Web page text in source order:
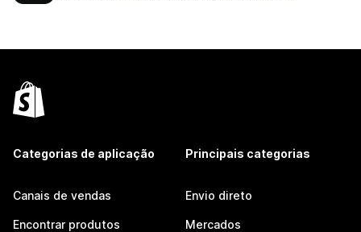
Categorias de aplicação
Canais de vendas
Encontrar produtos
Principais categorias
Envio direto
Mercados